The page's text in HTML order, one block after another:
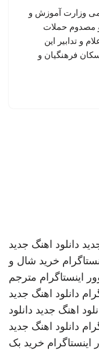
وزارت آموزش و
مصدوم حملات
و تدابیر این
فرهنگیان و
دانلود اهنگ جدید
خرید شال و
اینستاگرام مترجم
دانلود اهنگ جدید
اهنگ جدید دانلود
دانلود اهنگ جدید
اینستاگرام خرید بک